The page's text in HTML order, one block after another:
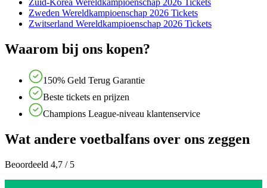
Zuid-Korea Wereldkampioenschap 2026 Tickets
Zweden Wereldkampioenschap 2026 Tickets
Zwitserland Wereldkampioenschap 2026 Tickets
Waarom bij ons kopen?
150% Geld Terug Garantie
Beste tickets en prijzen
Champions League-niveau klantenservice
Wat andere voetbalfans over ons zeggen
Beoordeeld 4,7 / 5